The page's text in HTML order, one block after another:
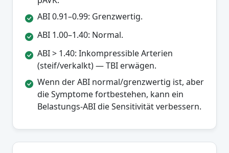
ABI 0.91–0.99: Grenzwertig.
ABI 1.00–1.40: Normal.
ABI > 1.40: Inkompressible Arterien
(steif/verkalkt) — TBI erwägen.
Wenn der ABI normal/grenzwertig ist, aber
die Symptome fortbestehen, kann ein
Belastungs-ABI die Sensitivität verbessern.